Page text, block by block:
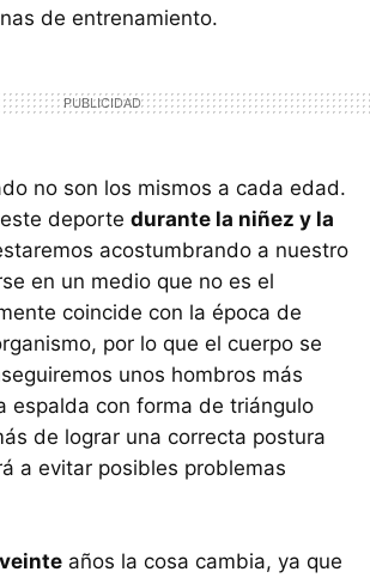
de entrenamiento.
no son los mismos a cada edad.
deporte durante la niñez y la
acostumbrando a nuestro
en un medio que no es el
coincide con la época de
por lo que el cuerpo se
unos hombros más
espalda con forma de triángulo
de lograr una correcta postura
a evitar posibles problemas
años la cosa cambia, ya que